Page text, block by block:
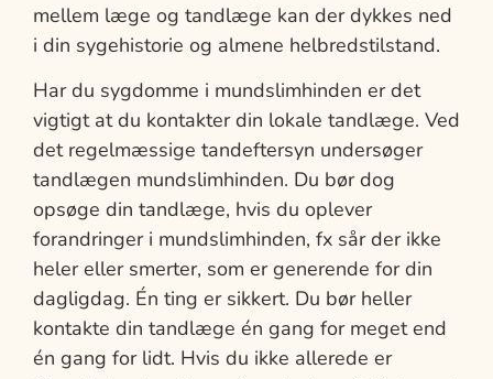
mellem læge og tandlæge kan der dykkes ned
i din sygehistorie og almene helbredstilstand.
Har du sygdomme i mundslimhinden er det
vigtigt at du kontakter din lokale tandlæge. Ved
det regelmæssige tandeftersyn undersøger
tandlægen mundslimhinden. Du bør dog
opsøge din tandlæge, hvis du oplever
forandringer i mundslimhinden, fx sår der ikke
heler eller smerter, som er generende for din
dagligdag. Én ting er sikkert. Du bør heller
kontakte din tandlæge én gang for meget end
én gang for lidt. Hvis du ikke allerede er